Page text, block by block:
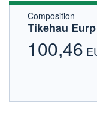
Composition
Tikehau
100,46
LU2968735949 -
OPCVM DERNIER